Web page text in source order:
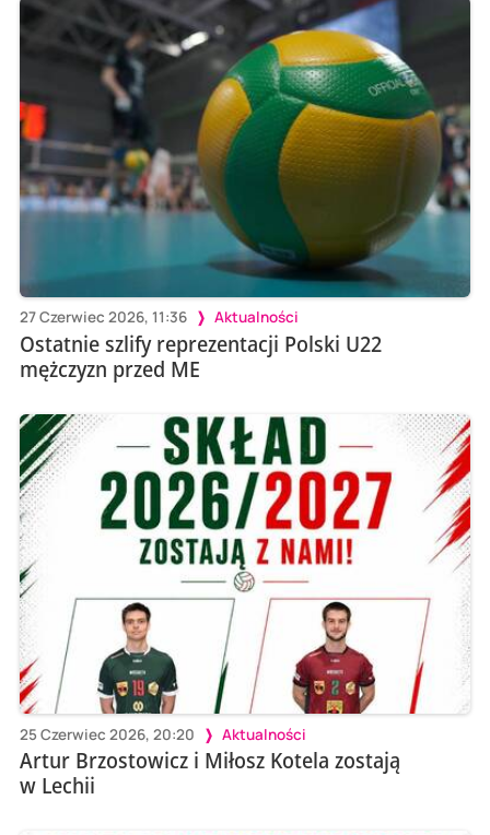
27 Czerwiec 2026, 11:36 Aktualności
Ostatnie szlify reprezentacji Polski U22
mężczyzn przed ME
25 Czerwiec 2026, 20:20 Aktualności
Artur Brzostowicz i Miłosz Kotela zostają
w Lechii